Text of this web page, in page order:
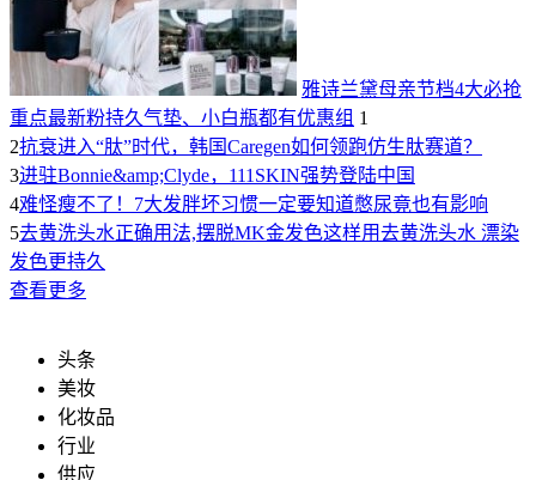
雅诗兰黛母亲节档4大必抢
重点最新粉持久气垫、小白瓶都有优惠组 1
2抗衰进入“肽”时代，韩国Caregen如何领跑仿生肽赛道？
3进驻Bonnie&amp;Clyde，111SKIN强势登陆中国
4难怪瘦不了！7大发胖坏习惯一定要知道憋尿竟也有影响
5去黄洗头水正确用法,摆脱MK金发色这样用去黄洗头水 漂染
发色更持久
查看更多
头条
美妆
化妆品
行业
供应